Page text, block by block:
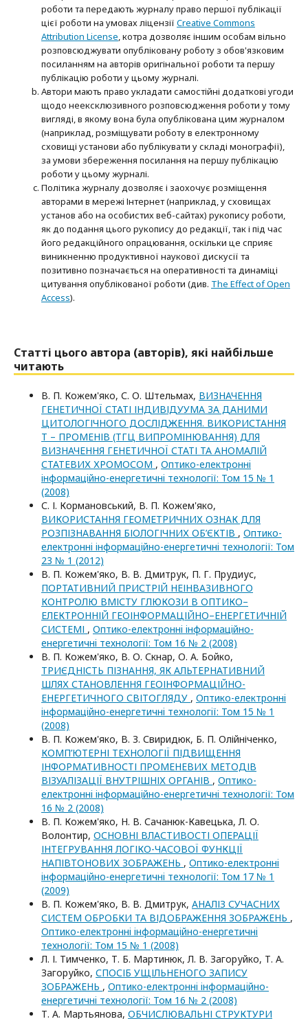
роботи та передають журналу право першої публікації
цієї роботи на умовах ліцензії Creative Commons
Attribution License, котра дозволяє іншим особам вільно
розповсюджувати опубліковану роботу з обов'язковим
посиланням на авторів оригінальної роботи та першу
публікацію роботи у цьому журналі.
Автори мають право укладати самостійні додаткові угоди
щодо неексклюзивного розповсюдження роботи у тому
вигляді, в якому вона була опублікована цим журналом
(наприклад, розміщувати роботу в електронному
сховищі установи або публікувати у складі монографії),
за умови збереження посилання на першу публікацію
роботи у цьому журналі.
Політика журналу дозволяє і заохочує розміщення
авторами в мережі Інтернет (наприклад, у сховищах
установ або на особистих веб-сайтах) рукопису роботи,
як до подання цього рукопису до редакції, так і під час
його редакційного опрацювання, оскільки це сприяє
виникненню продуктивної наукової дискусії та
позитивно позначається на оперативності та динаміці
цитування опублікованої роботи (див. The Effect of Open
Access).
Статті цього автора (авторів), які найбільше
читають
В. П. Кожем'яко, С. О. Штельмах, ВИЗНАЧЕННЯ
ГЕНЕТИЧНОЇ СТАТІ ІНДИВІДУУМА ЗА ДАНИМИ
ЦИТОЛОГІЧНОГО ДОСЛІДЖЕННЯ. ВИКОРИСТАННЯ
Т – ПРОМЕНІВ (ТГЦ ВИПРОМІНЮВАННЯ) ДЛЯ
ВИЗНАЧЕННЯ ГЕНЕТИЧНОЇ СТАТІ ТА АНОМАЛІЙ
СТАТЕВИХ ХРОМОСОМ , Оптико-електроннi
iнформацiйно-енергетичнi технологiї: Том 15 № 1
(2008)
С. І. Кормановський, В. П. Кожем'яко,
ВИКОРИСТАННЯ ГЕОМЕТРИЧНИХ ОЗНАК ДЛЯ
РОЗПІЗНАВАННЯ БІОЛОГІЧНИХ ОБ’ЄКТІВ , Оптико-
електроннi iнформацiйно-енергетичнi технологiї: Том
23 № 1 (2012)
В. П. Кожем'яко, В. В. Дмитрук, П. Г. Прудиус,
ПОРТАТИВНИЙ ПРИСТРІЙ НЕІНВАЗИВНОГО
КОНТРОЛЮ ВМІСТУ ГЛЮКОЗИ В ОПТИКО–
ЕЛЕКТРОННІЙ ГЕОІНФОРМАЦІЙНО–ЕНЕРГЕТИЧНІЙ
СИСТЕМІ , Оптико-електроннi iнформацiйно-
енергетичнi технологiї: Том 16 № 2 (2008)
В. П. Кожем'яко, В. О. Скнар, О. А. Бойко,
ТРИЄДНІСТЬ ПІЗНАННЯ, ЯК АЛЬТЕРНАТИВНИЙ
ШЛЯХ СТАНОВЛЕННЯ ГЕОІНФОРМАЦІЙНО-
ЕНЕРГЕТИЧНОГО СВІТОГЛЯДУ , Оптико-електроннi
iнформацiйно-енергетичнi технологiї: Том 15 № 1
(2008)
В. П. Кожем'яко, В. З. Свиридюк, Б. П. Олійніченко,
КОМП’ЮТЕРНІ ТЕХНОЛОГІЇ ПІДВИЩЕННЯ
ІНФОРМАТИВНОСТІ ПРОМЕНЕВИХ МЕТОДІВ
ВІЗУАЛІЗАЦІЇ ВНУТРІШНІХ ОРГАНІВ , Оптико-
електроннi iнформацiйно-енергетичнi технологiї: Том
16 № 2 (2008)
В. П. Кожем'яко, Н. В. Сачанюк-Кавецька, Л. О.
Волонтир, ОСНОВНІ ВЛАСТИВОСТІ ОПЕРАЦІЇ
ІНТЕГРУВАННЯ ЛОГІКО-ЧАСОВОЇ ФУНКЦІЇ
НАПІВТОНОВИХ ЗОБРАЖЕНЬ , Оптико-електроннi
iнформацiйно-енергетичнi технологiї: Том 17 № 1
(2009)
В. П. Кожем'яко, В. В. Дмитрук, АНАЛІЗ СУЧАСНИХ
СИСТЕМ ОБРОБКИ ТА ВІДОБРАЖЕННЯ ЗОБРАЖЕНЬ ,
Оптико-електроннi iнформацiйно-енергетичнi
технологiї: Том 15 № 1 (2008)
Л. І. Тимченко, Т. Б. Мартинюк, Л. В. Загоруйко, Т. А.
Загоруйко, СПОСІБ УЩІЛЬНЕНОГО ЗАПИСУ
ЗОБРАЖЕНЬ , Оптико-електроннi iнформацiйно-
енергетичнi технологiї: Том 16 № 2 (2008)
Т. А. Мартьянова, ОБЧИСЛЮВАЛЬНІ СТРУКТУРИ